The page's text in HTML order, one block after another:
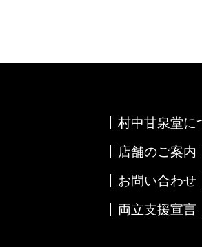
村中甘泉堂に
店舗のご案内
お問い合わせ
両立支援宣言